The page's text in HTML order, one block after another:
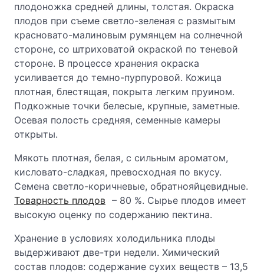
плодоножка средней длины, толстая. Окраска
плодов при съеме светло-зеленая с размытым
красновато-малиновым румянцем на солнечной
стороне, со штриховатой окраской по теневой
стороне. В процессе хранения окраска
усиливается до темно-пурпуровой. Кожица
плотная, блестящая, покрыта легким пруином.
Подкожные точки белесые, крупные, заметные.
Осевая полость средняя, семенные камеры
открыты.
Мякоть плотная, белая, с сильным ароматом,
кисловато-сладкая, превосходная по вкусу.
Семена светло-коричневые, обратнояйцевидные.
Товарность плодов – 80 %. Сырье плодов имеет
высокую оценку по содержанию пектина.
Хранение в условиях холодильника плоды
выдерживают две-три недели. Химический
состав плодов: содержание сухих веществ – 13,5